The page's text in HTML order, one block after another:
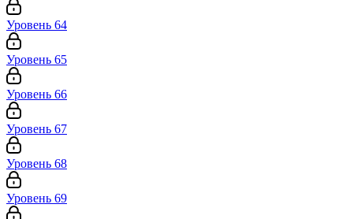
Уровень 64
Уровень 65
Уровень 66
Уровень 67
Уровень 68
Уровень 69